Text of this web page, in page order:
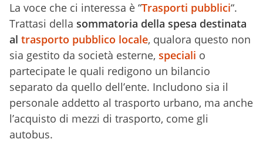
La voce che ci interessa è “Trasporti pubblici“.
Trattasi della sommatoria della spesa destinata
al trasporto pubblico locale, qualora questo non
sia gestito da società esterne, speciali o
partecipate le quali redigono un bilancio
separato da quello dell’ente. Includono sia il
personale addetto al trasporto urbano, ma anche
l’acquisto di mezzi di trasporto, come gli
autobus.